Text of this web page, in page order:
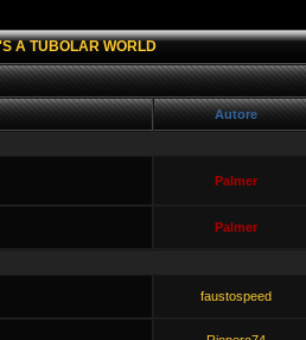
A TUBOLAR WORLD
Autore
Palmer
Palmer
faustospeed